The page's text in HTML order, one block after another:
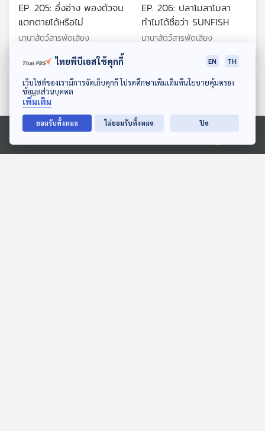
ดาวน์โหลด Thai PBS Podcast Application
Ⓒ 2020 องค์การกระจายเสียงและแพร่ภาพสาธารณะแห่งประเทศไทย
EP. 205: อึ่งอ่าง พองตัวจน
แตกตายได้หรือไม่
นานาสัตว์สารพัดเสียง
EP. 206: ปลาโมลาโมลา
ทำไมได้ชื่อว่า SUNFISH
นานาสัตว์สารพัดเสียง
ตอนที่เกี่ยวข้อง
ไทยพีบีเอสใช้คุกกี้ EN TH
เว็บไซต์ของเรามีการจัดเก็บคุกกี้ โปรดศึกษาเพิ่มเติมที่นโยบายคุ้มครอง
ข้อมูลส่วนบุคคล
เพิ่มเติม
ยอมรับทั้งหมด ไม่ยอมรับทั้งหมด ปิด